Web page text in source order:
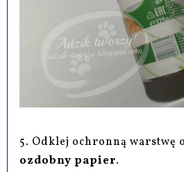
5. Odklej ochronną warstwę
ozdobny papier.